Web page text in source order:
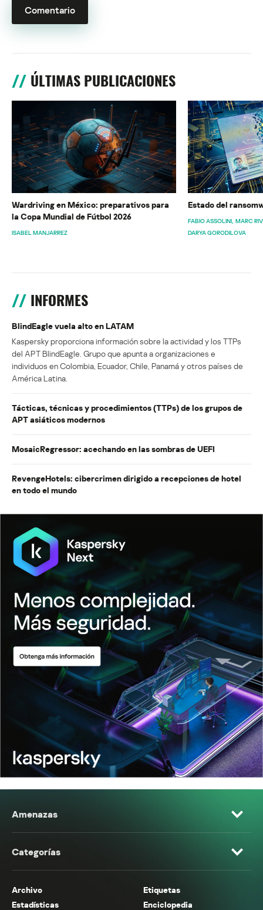
ÚLTIMAS PUBLICACIONES
Wardriving en México: preparativos para
la Copa Mundial de Fútbol 2026
ISABEL MANJARREZ
Estado del
FABIO ASSOLINI MARC
DARYA GORODILOVA
INFORMES
BlindEagle vuela alto en LATAM
Kaspersky proporciona información sobre la actividad y los TTPs
del APT BlindEagle. Grupo que apunta a organizaciones e
individuos en Colombia, Ecuador, Chile, Panamá y otros países de
América Latina.
Tácticas, técnicas y procedimientos (TTPs) de los grupos de
APT asiáticos modernos
MosaicRegressor: acechando en las sombras de UEFI
RevengeHotels: cibercrimen dirigido a recepciones de hotel
en todo el mundo
Amenazas
Categorías
Archivo
Etiquetas
Estadísticas
Enciclopedia